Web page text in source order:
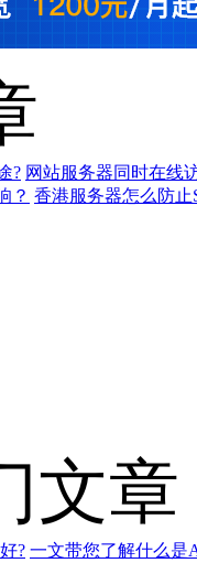
? 网站服务器同时在线
？ 香港服务器怎么防止
文章
? 一文带您了解什么是